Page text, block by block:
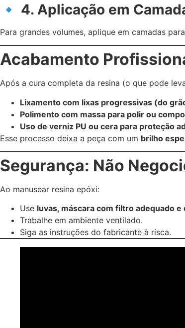
🔹 4. Aplicação em
Para grandes volumes, aplique em camadas
Acabamento
Após a cura completa da resina (o que pode
Lixamento com lixas progressivas (do
Polimento com massa para polir ou
Uso de verniz PU ou cera para proteção
Esse processo deixa a peça com um brilho
Segurança: Não
Ao manusear resina epóxi:
Use luvas, máscara com filtro adequado
Trabalhe em ambiente ventilado.
Siga as instruções do fabricante à risca.